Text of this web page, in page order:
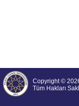
Copyright ©
Tüm Hakları